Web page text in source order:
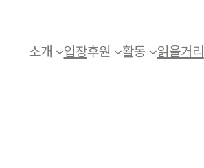
소개 입장후원 활동 읽을거리